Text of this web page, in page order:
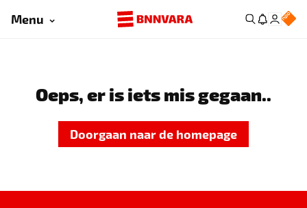
Menu
Oeps, er is iets mis gegaan..
Doorgaan naar de homepage